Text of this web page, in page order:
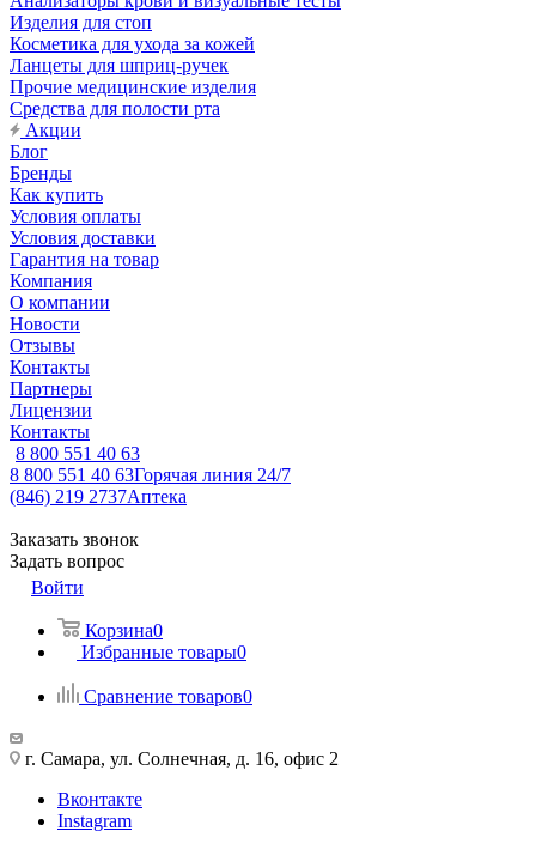
Изделия для стоп
Косметика для ухода за кожей
Ланцеты для шприц-ручек
Прочие медицинские изделия
Средства для полости рта
Акции
Блог
Бренды
Как купить
Условия оплаты
Условия доставки
Гарантия на товар
Компания
О компании
Новости
Отзывы
Контакты
Партнеры
Лицензии
Контакты
8 800 551 40 63
8 800 551 40 63Горячая линия 24/7
(846) 219 2737Аптека
Заказать звонок
Задать вопрос
Войти
Корзина0
Избранные товары0
Сравнение товаров0
г. Самара, ул. Солнечная, д. 16, офис 2
Вконтакте
Instagram